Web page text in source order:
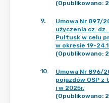
(Opublikowano:
9.
Umowa Nr 897/
użyczenia cz. dz.
Pułtusk w celu
w okresie 19-
(Opublikowano:
10.
Umowa Nr 896/
pojazdów OSP z
i w 2025r.
(Opublikowano: